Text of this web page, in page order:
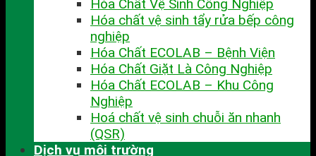
Hóa Chất Vệ Sinh Công Nghiệp
Hóa chất vệ sinh tẩy rửa bếp công
nghiệp
Hóa Chất ECOLAB – Bệnh Viện
Hóa Chất Giặt Là Công Nghiệp
Hóa Chất ECOLAB – Khu Công
Nghiệp
Hoá chất vệ sinh chuỗi ăn nhanh
(QSR)
Dịch vụ môi trường